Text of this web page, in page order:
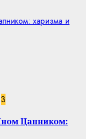
харизма и
3
Цапником: